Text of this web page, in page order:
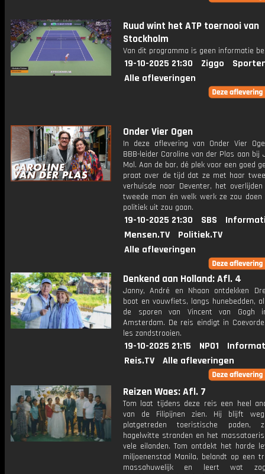
Ruud wint het ATP toernooi van
Stockholm
Van dit programma is geen informatie
19-10-2025 21:30 Ziggo
Alle afleveringen
Onder Vier Ogen
In deze aflevering van Onder Vier
BBB-leider Caroline van der Plas aan bij
Mol. Aan de bar, dé plek voor een goed
praat over de tijd dat ze met haar
verhuisde naar Deventer, het
tweede man én welk werk ze zou
politiek uit zou gaan.
19-10-2025 21:30 SBS
Mensen.TV
Politiek.TV
Alle afleveringen
Denkend aan Holland: Afl. 4
Janny, André en Nhaan ontdekken
boot en vouwfiets, langs hunebedden,
de sporen van Vincent van Gogh
Amsterdam. De reis eindigt in
les zandstrooien.
19-10-2025 21:15 NPO1
Reis.TV
Alle afleveringen
Reizen Waes: Afl. 7
Tom laat tijdens deze reis een heel
van de Filipijnen zien. Hij blijft
platgetreden toeristische paden,
hagelwitte stranden en het
vele eilanden. Tom ontdekt het harde
miljoenenstad Manila, belandt op een
massahuwelijk en leert wat